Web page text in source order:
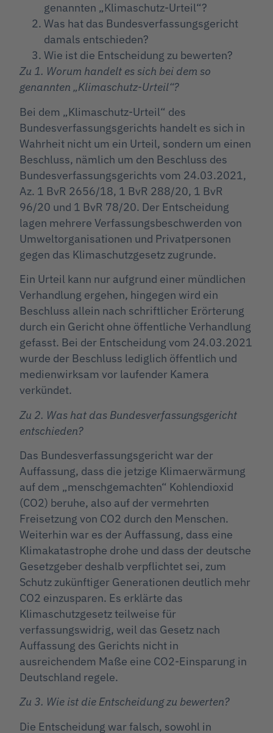
genannten „Klimaschutz-Urteil“?
Was hat das Bundesverfassungsgericht
damals entschieden?
Wie ist die Entscheidung zu bewerten?
Zu 1. Worum handelt es sich bei dem so
genannten „Klimaschutz-Urteil“?
Bei dem „Klimaschutz-Urteil“ des
Bundesverfassungsgerichts handelt es sich in
Wahrheit nicht um ein Urteil, sondern um einen
Beschluss, nämlich um den Beschluss des
Bundesverfassungsgerichts vom 24.03.2021,
Az. 1 BvR 2656/18, 1 BvR 288/20, 1 BvR
96/20 und 1 BvR 78/20. Der Entscheidung
lagen mehrere Verfassungsbeschwerden von
Umweltorganisationen und Privatpersonen
gegen das Klimaschutzgesetz zugrunde.
Ein Urteil kann nur aufgrund einer mündlichen
Verhandlung ergehen, hingegen wird ein
Beschluss allein nach schriftlicher Erörterung
durch ein Gericht ohne öffentliche Verhandlung
gefasst. Bei der Entscheidung vom 24.03.2021
wurde der Beschluss lediglich öffentlich und
medienwirksam vor laufender Kamera
verkündet.
Zu 2. Was hat das Bundesverfassungsgericht
entschieden?
Das Bundesverfassungsgericht war der
Auffassung, dass die jetzige Klimaerwärmung
auf dem „menschgemachten“ Kohlendioxid
(CO2) beruhe, also auf der vermehrten
Freisetzung von CO2 durch den Menschen.
Weiterhin war es der Auffassung, dass eine
Klimakatastrophe drohe und dass der deutsche
Gesetzgeber deshalb verpflichtet sei, zum
Schutz zukünftiger Generationen deutlich mehr
CO2 einzusparen. Es erklärte das
Klimaschutzgesetz teilweise für
verfassungswidrig, weil das Gesetz nach
Auffassung des Gerichts nicht in
ausreichendem Maße eine CO2-Einsparung in
Deutschland regele.
Zu 3. Wie ist die Entscheidung zu bewerten?
Die Entscheidung war falsch, sowohl in